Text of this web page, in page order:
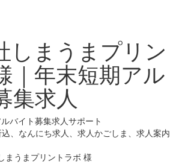
しまうまプリン
｜年末短期アル
集求人
バイト募集求人サポート
、なんにち求人、求人かごしま、求人案内
まうまプリントラボ 様